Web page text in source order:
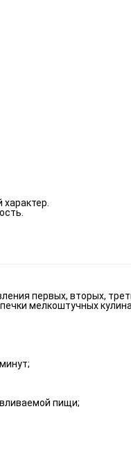
первых, вторых,
мелкоштучных
пищи;